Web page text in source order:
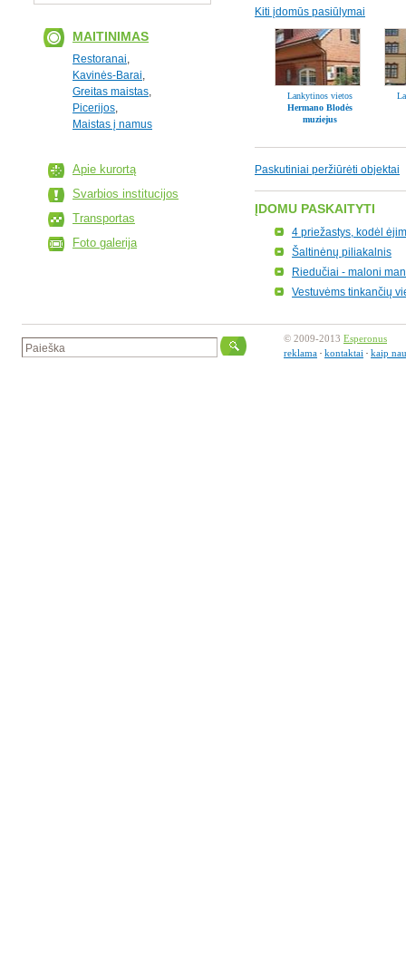
MAITINIMAS
Restoranai,
Kavinės-Barai,
Greitas maistas,
Picerijos,
Maistas į namus
Apie kurortą
Svarbios institucijos
Transportas
Foto galerija
Kiti įdomūs pasiūlymai
Lankytinos vietos
Hermano Blodės
muziejus
Paskutiniai peržiūrėti objektai
ĮDOMU PASKAITYTI
4 priežastys, kodėl
Šaltinėnų piliakalnis
Riedučiai - maloni
Vestuvėms tinkančių
© 2009-2013 Esperonus
reklama
kontaktai kaip